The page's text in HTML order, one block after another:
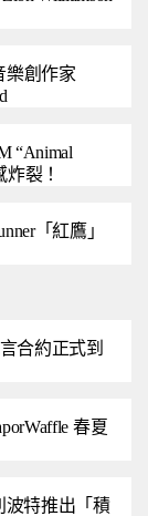
樂創作家
“Animal
裂！
「紅鷹」
合約正式到
春夏
波特推出「積